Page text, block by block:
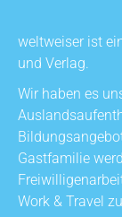
weltweiser ist
und Verlag.
Wir haben es
Gastfamilie
Work & Travel